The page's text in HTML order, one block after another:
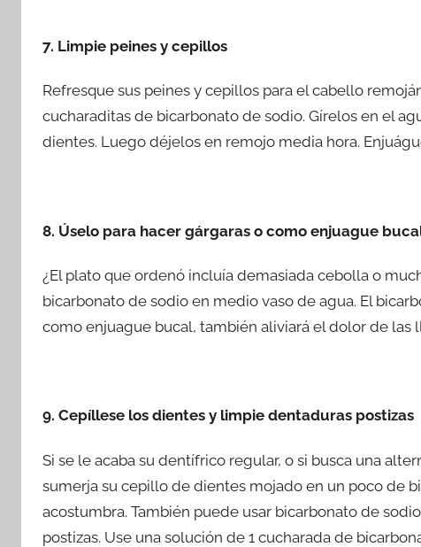
7. Limpie peines y cepillos
Refresque sus peines y cepillos para el cabello
cucharaditas de bicarbonato de sodio. Gírelos en el
dientes. Luego déjelos en remojo media hora.
8. Úselo para hacer gárgaras o como enjuague
¿El plato que ordenó incluía demasiada cebolla o
bicarbonato de sodio en medio vaso de agua. El
como enjuague bucal, también aliviará el dolor de las
9. Cepíllese los dientes y limpie dentaduras postizas
Si se le acaba su dentífrico regular, o si busca una
sumerja su cepillo de dientes mojado en un poco de
acostumbra. También puede usar bicarbonato de
postizas. Use una solución de 1 cucharada de